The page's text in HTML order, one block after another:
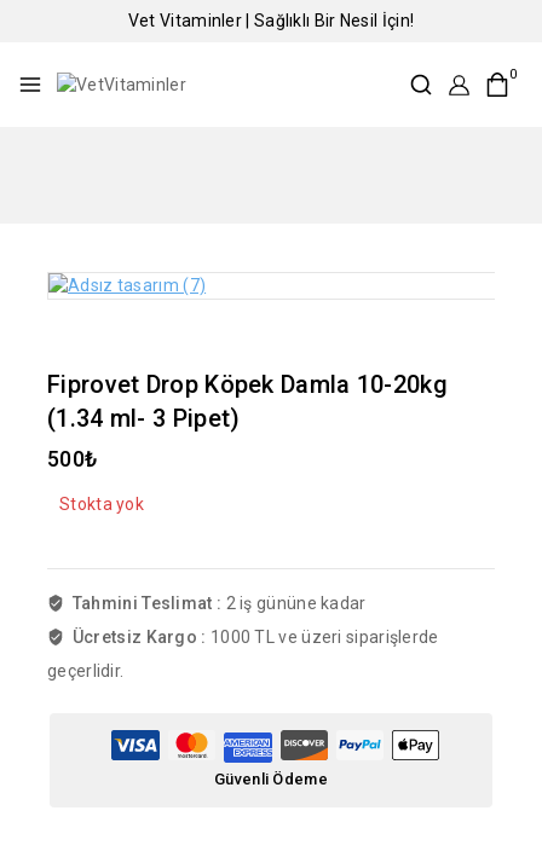
Vet Vitaminler | Sağlıklı Bir Nesil İçin!
0
Fiprovet Drop Köpek Damla 10-20kg
(1.34 ml- 3 Pipet)
500₺
Stokta yok
Tahmini Teslimat : 2 iş gününe kadar
Ücretsiz Kargo : 1000 TL ve üzeri siparişlerde
geçerlidir.
Güvenli Ödeme